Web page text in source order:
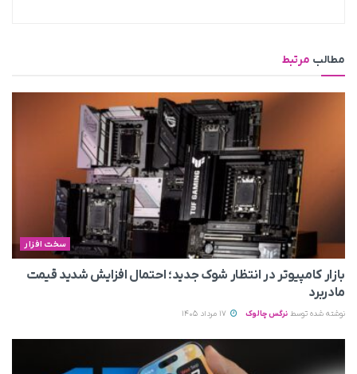
مطالب مرتبط
سخت افزار
بازار کامپیوتر در انتظار شوک جدید؛ احتمال افزایش شدید قیمت
مادربرد
نوشته شده توسط نرگس چالوک